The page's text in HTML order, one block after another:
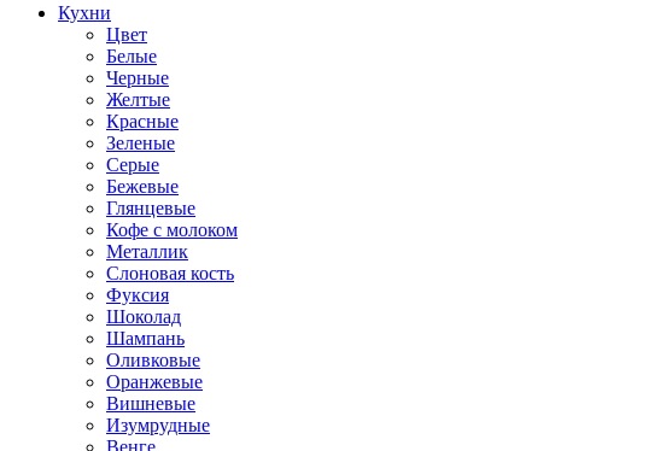
Кухни
Цвет
Белые
Черные
Желтые
Красные
Зеленые
Серые
Бежевые
Глянцевые
Кофе с молоком
Металлик
Слоновая кость
Фуксия
Шоколад
Шампань
Оливковые
Оранжевые
Вишневые
Изумрудные
Венге